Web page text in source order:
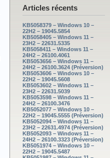
Articles récents
KB5058379 – Windows 10 –
22H2 – 19045.5854
KB5058405 – Windows 11 –
23H2 – 22631.5335
KB5058411 – Windows 11 –
24H2 – 26100.4061
KB5053656 – Windows 11 –
24H2 – 26100.3624 (Préversion)
KB5053606 – Windows 10 –
22H2 – 19045.5608
KB5053602 – Windows 11 –
23H2 – 22631.5039
KB5053598 – Windows 11 –
24H2 – 26100.3476
KB5052077 – Windows 10 –
22H2 – 19045.5555 (Préversion)
KB5052094 – Windows 11 –
23H2 – 22631.4974 (Préversion)
KB5052093 – Windows 11 –
24H2 – 26100.3323 (Préversion)
KB5051974 – Windows 10 –
22H2 – 19045.5487